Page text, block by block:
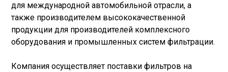
для международной автомобильной отрасли, а
также производителем высококачественной
продукции для производителей комплексного
оборудования и промышленных систем фильтрации.
Компания осуществляет поставки фильтров на